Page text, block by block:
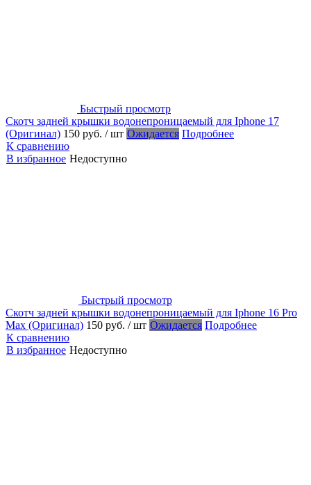
Быстрый просмотр
Скотч задней крышки водонепроницаемый для Iphone 17
(Оригинал) 150 руб. / шт Ожидается Подробнее
К сравнению
В избранное Недоступно
Быстрый просмотр
Скотч задней крышки водонепроницаемый для Iphone 16 Pro
Max (Оригинал) 150 руб. / шт Ожидается Подробнее
К сравнению
В избранное Недоступно